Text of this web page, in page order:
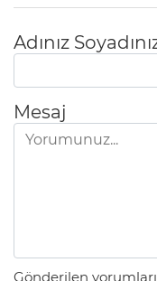
Adınız
Mesaj
Gönderilen